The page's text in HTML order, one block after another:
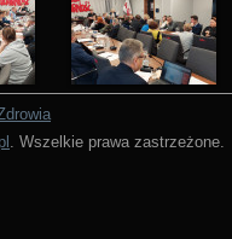
. Wszelkie prawa zastrzeżone.